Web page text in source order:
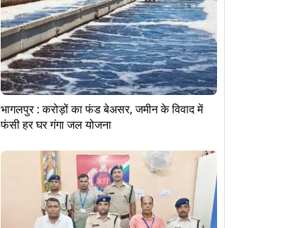
भागलपुर : करोड़ों का फंड बेअसर, जमीन के विवाद में
फंसी हर घर गंगा जल योजना